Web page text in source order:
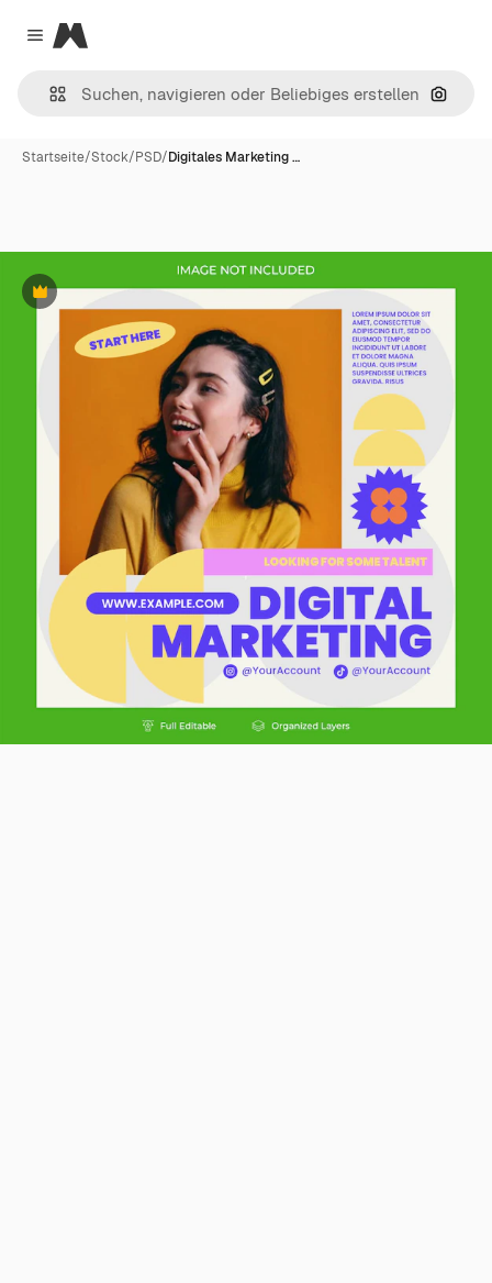
Close menu
Magnific
Nach
Startseite/Stock/PSD/Digitales Marketing …
Premium